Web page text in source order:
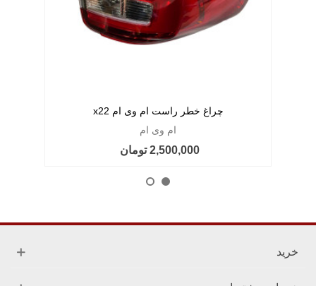
چراغ خطر راست ام وی ام x22
ام وی ام
2,500,000 تومان
خرید